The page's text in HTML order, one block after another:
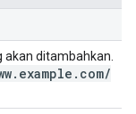
akan ditambahkan.
. example . com/